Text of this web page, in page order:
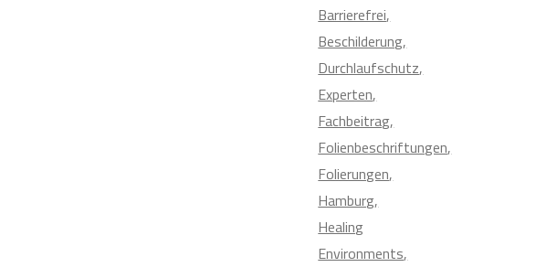
Barrierefrei
Beschilderung
Durchlaufschutz
Experten
Fachbeitrag
Folienbeschriftungen
Folierungen
Hamburg
Healing
Environments